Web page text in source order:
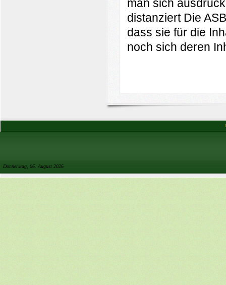
man sich
distanziert Die
dass sie für die
noch sich deren
Donnerstag, 06. August 2026